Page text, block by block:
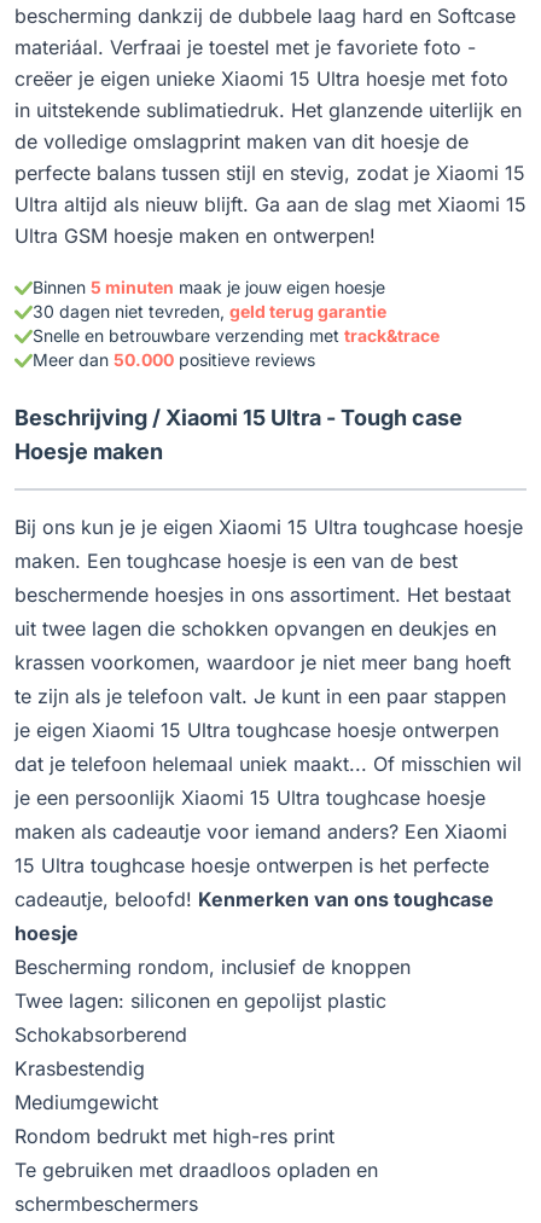
bescherming dankzij de dubbele laag hard en Softcase
materiáal. Verfraai je toestel met je favoriete foto -
creëer je eigen unieke Xiaomi 15 Ultra hoesje met foto
in uitstekende sublimatiedruk. Het glanzende uiterlijk en
de volledige omslagprint maken van dit hoesje de
perfecte balans tussen stijl en stevig, zodat je Xiaomi 15
Ultra altijd als nieuw blijft. Ga aan de slag met Xiaomi 15
Ultra GSM hoesje maken en ontwerpen!
Binnen 5 minuten maak je jouw eigen hoesje
30 dagen niet tevreden, geld terug garantie
Snelle en betrouwbare verzending met track&trace
Meer dan 50.000 positieve reviews
Beschrijving / Xiaomi 15 Ultra - Tough case
Hoesje maken
Bij ons kun je je eigen Xiaomi 15 Ultra toughcase hoesje
maken. Een toughcase hoesje is een van de best
beschermende hoesjes in ons assortiment. Het bestaat
uit twee lagen die schokken opvangen en deukjes en
krassen voorkomen, waardoor je niet meer bang hoeft
te zijn als je telefoon valt. Je kunt in een paar stappen
je eigen Xiaomi 15 Ultra toughcase hoesje ontwerpen
dat je telefoon helemaal uniek maakt... Of misschien wil
je een persoonlijk Xiaomi 15 Ultra toughcase hoesje
maken als cadeautje voor iemand anders? Een Xiaomi
15 Ultra toughcase hoesje ontwerpen is het perfecte
cadeautje, beloofd! Kenmerken van ons toughcase
hoesje
Bescherming rondom, inclusief de knoppen
Twee lagen: siliconen en gepolijst plastic
Schokabsorberend
Krasbestendig
Mediumgewicht
Rondom bedrukt met high-res print
Te gebruiken met draadloos opladen en
schermbeschermers